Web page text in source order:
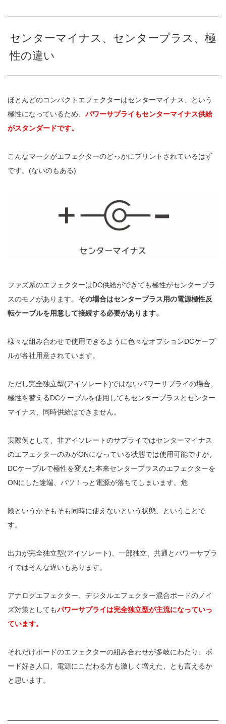
センターマイナス、センタープラス、極
性の違い
ほとんどのコンパクトエフェクターはセンターマイナス、という
極性になっているため、 パワーサプライもセンターマイナス供給
がスタンダードです。
こんなマークがエフェクターのどっかにプリントされているはず
です。(ないのもある)
ファズ系のエフェクターはDC供給ができても極性がセンタープラ
スのモノがあります。 その場合はセンタープラス用の電源極性反
転ケーブルを用意して接続する必要があります。
様々な組み合わせで使用できるように色々なオプションDCケーブ
ルが各社用意されています。
ただし完全独立型(アイソレート)ではないパワーサプライの場合、
極性を替えるDCケーブルを使用してもセンタープラスとセンター
マイナス、同時供給はできません。
実際例として、非アイソレートのサプライではセンターマイナス
のエフェクターのみがONになっている状態では使用可能ですが、
DCケーブルで極性を変えた本来センタープラスのエフェクターを
ONにした途端、バツ！っと電源が落ちてしまいます。危
険というかそもそも同時に使えないという状態、ということで
す。
出力が完全独立型(アイソレート)、一部独立、共通とパワーサプラ
イではそんな違いもあります。
アナログエフェクター、デジタルエフェクター混合ボードのノイ
ズ対策としてもパワーサプライは完全独立型が主流になっていっ
ています。
それだけボードのエフェクターの組み合わせが多岐にわたり、ボ
ード好き人口、電源にこだわる方も激しく増えた、とも言えるか
と思います。